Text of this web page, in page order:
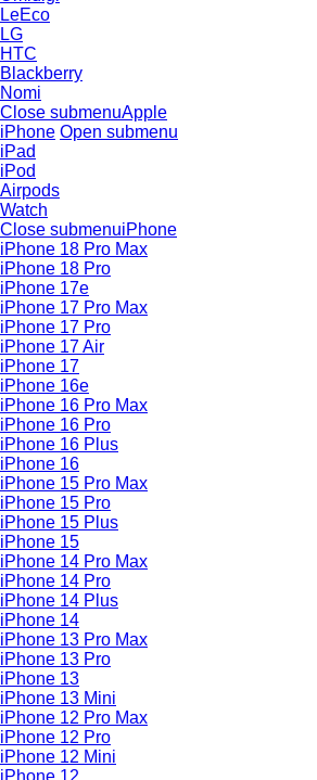
LeEco
LG
HTC
Blackberry
Nomi
Close submenuApple
iPhone Open submenu
iPad
iPod
Airpods
Watch
Close submenuiPhone
iPhone 18 Pro Max
iPhone 18 Pro
iPhone 17e
iPhone 17 Pro Max
iPhone 17 Pro
iPhone 17 Air
iPhone 17
iPhone 16e
iPhone 16 Pro Max
iPhone 16 Pro
iPhone 16 Plus
iPhone 16
iPhone 15 Pro Max
iPhone 15 Pro
iPhone 15 Plus
iPhone 15
iPhone 14 Pro Max
iPhone 14 Pro
iPhone 14 Plus
iPhone 14
iPhone 13 Pro Max
iPhone 13 Pro
iPhone 13
iPhone 13 Mini
iPhone 12 Pro Max
iPhone 12 Pro
iPhone 12 Mini
iPhone 12